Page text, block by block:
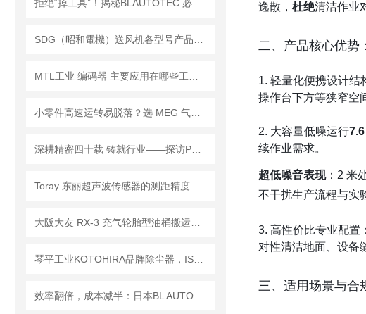
逸散， 杜绝清洁作业
二、产品核心优势
1. 轻量化便携设计结
操作台下方等狭窄空
2. 大容量低噪运行
续作业需求。
超低噪音表现：2 米
不干扰生产流程与实
3. 高性价比专业配置：
对性清洁地面、设备
三、适用场景与合